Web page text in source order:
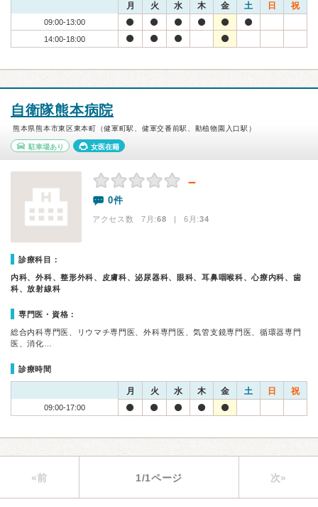
月 火 水 木 金 土 日 祝
09:00-13:00
14:00-18:00
自衛隊熊本病院
熊本県熊本市東区東本町（健軍町駅、健軍交番前駅、動植物園入口駅）
駐車場あり 女医在籍
－
0件
アクセス数 7月:68 | 6月:34
診療科目：
内科、外科、整形外科、皮膚科、泌尿器科、眼科、耳鼻咽喉科、心療内科、歯
科、放射線科
専門医・資格：
総合内科専門医、リウマチ専門医、外科専門医、気管支鏡専門医、循環器専門
医、消化…
診療時間
月 火 水 木 金 土 日 祝
09:00-17:00
«前 1/1ページ 次»